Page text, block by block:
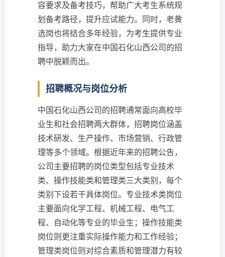
容要求及备考技巧，帮助广大考生系统规
划备考路径，提升应试能力。同时，老黄
选岗也将结合多年经验，为考生提供专业
指导，助力大家在中国石化山西公司的招
聘中脱颖而出。
招聘概况与岗位分析
中国石化山西公司的招聘通常面向高校毕
业生和社会招聘两大群体，招聘岗位涵盖
技术研发、生产操作、市场营销、行政管
理等多个领域。根据近年来的招聘公告，
公司主要招聘的岗位类型包括专业技术
类、操作技能类和管理类三大类别，每个
类别下设若干具体岗位。专业技术类岗位
主要面向化学工程、机械工程、电气工
程、自动化等专业的毕业生；操作技能类
岗位则更注重实际操作能力和工作经验；
管理类岗位则对综合素质和管理潜力有较